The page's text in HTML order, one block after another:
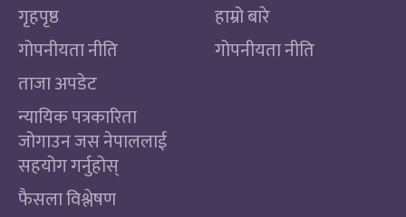
गृहपृष्ठ
गोपनीयता नीति
ताजा अपडेट
न्यायिक पत्रकारिता
जोगाउन जस नेपाललाई
सहयोग गर्नुहोस्
फैसला विश्लेषण
हाम्रो बारे
गोपनीयता नीति